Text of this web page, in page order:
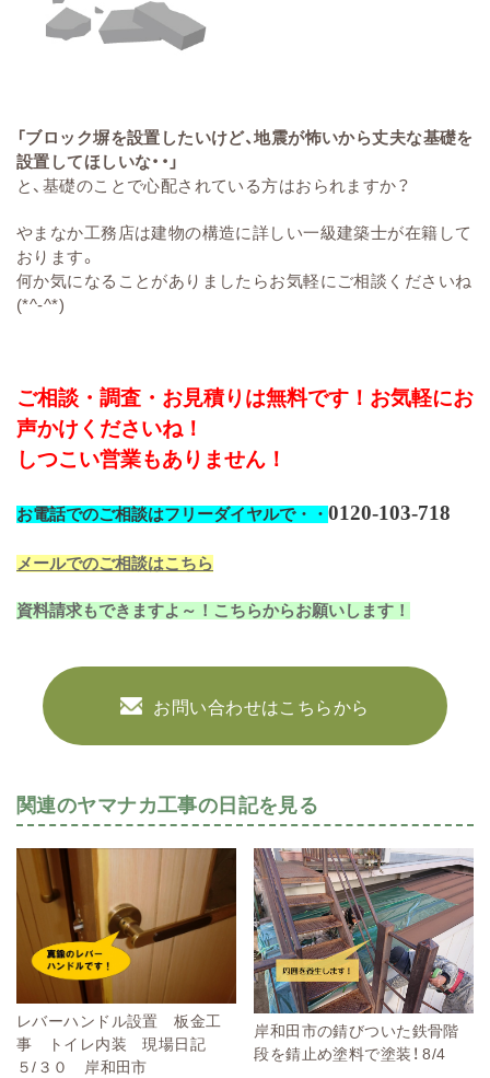
「ブロック塀を設置したいけど、地震が怖いから丈夫な基礎を
設置してほしいな・・」
と、基礎のことで心配されている方はおられますか？
やまなか工務店は建物の構造に詳しい一級建築士が在籍して
おります。
何か気になることがありましたらお気軽にご相談くださいね
(*^-^*)
ご相談・調査・お見積りは無料です！お気軽にお
声かけくださいね！
しつこい営業もありません！
お電話でのご相談はフリーダイヤルで・・ 0120-103-718
メールでのご相談はこちら
資料請求もできますよ～！こちらからお願いします！
お問い合わせはこちらから
関連のヤマナカ工事の日記を見る
レバーハンドル設置 板金工
事 トイレ内装 現場日記
５/３０ 岸和田市
岸和田市の錆びついた鉄骨階
段を錆止め塗料で塗装！ 8/4